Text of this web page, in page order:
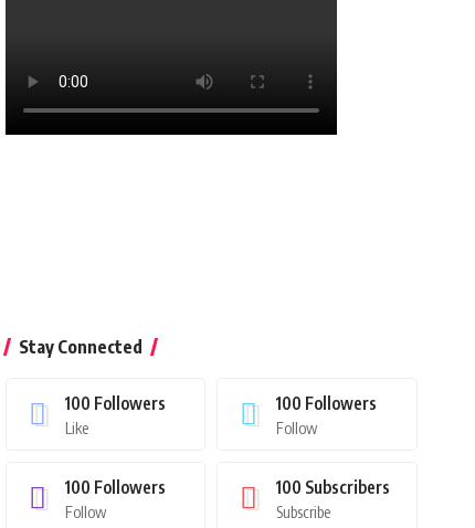
Stay Connected
100 Followers
Like
100 Followers
Follow
100 Followers
Follow
100 Subscribers
Subscribe